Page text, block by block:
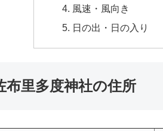
風速・風向き
日の出・日の入り
布里多度神社の住所